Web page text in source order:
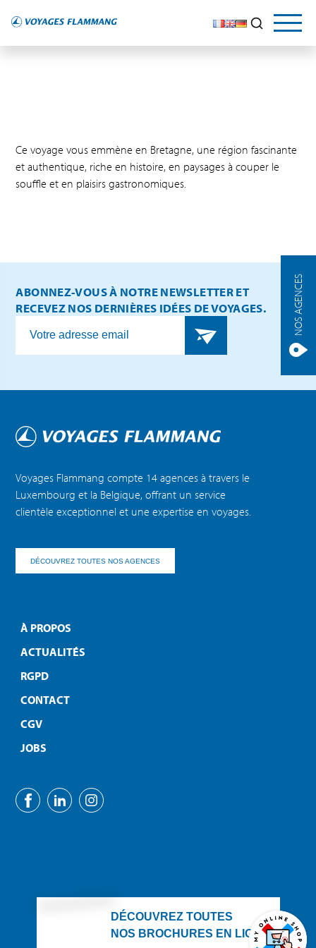
NOS AGENCES
Ce voyage vous emmène en Bretagne, une région fascinante
et authentique, riche en histoire, en paysages à couper le
souffle et en plaisirs gastronomiques.
ABONNEZ-VOUS À NOTRE NEWSLETTER ET
RECEVEZ NOS DERNIÈRES IDÉES DE VOYAGES.
Voyages Flammang compte 14 agences à travers le
Luxembourg et la Belgique, offrant un service
clientèle exceptionnel et une expertise en voyages.
DÉCOUVREZ TOUTES NOS AGENCES
À PROPOS
ACTUALITÉS
RGPD
CONTACT
CGV
JOBS
DÉCOUVREZ TOUTES
NOS BROCHURES EN LIGNE